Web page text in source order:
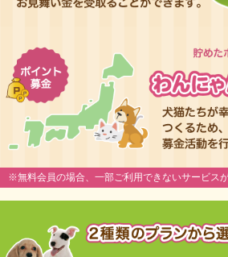
※無料会員の場合、一部ご利用できないサービスが